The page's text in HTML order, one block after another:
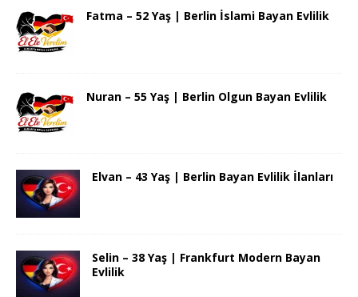
Fatma – 52 Yaş | Berlin İslami Bayan Evlilik
Nuran – 55 Yaş | Berlin Olgun Bayan Evlilik
Elvan – 43 Yaş | Berlin Bayan Evlilik İlanları
Selin – 38 Yaş | Frankfurt Modern Bayan
Evlilik